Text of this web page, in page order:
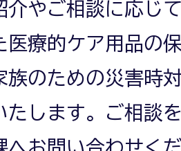
介やご相談に応じ
医療的ケア用品の
族のための災害時
たします。ご相談
へお問い合わせく